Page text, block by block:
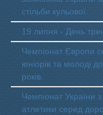
стільби кульової.
19 липня - День
Чемпіонат Європи
юніорів та молоді
років.
Чемпіонат України з
атлетики серед